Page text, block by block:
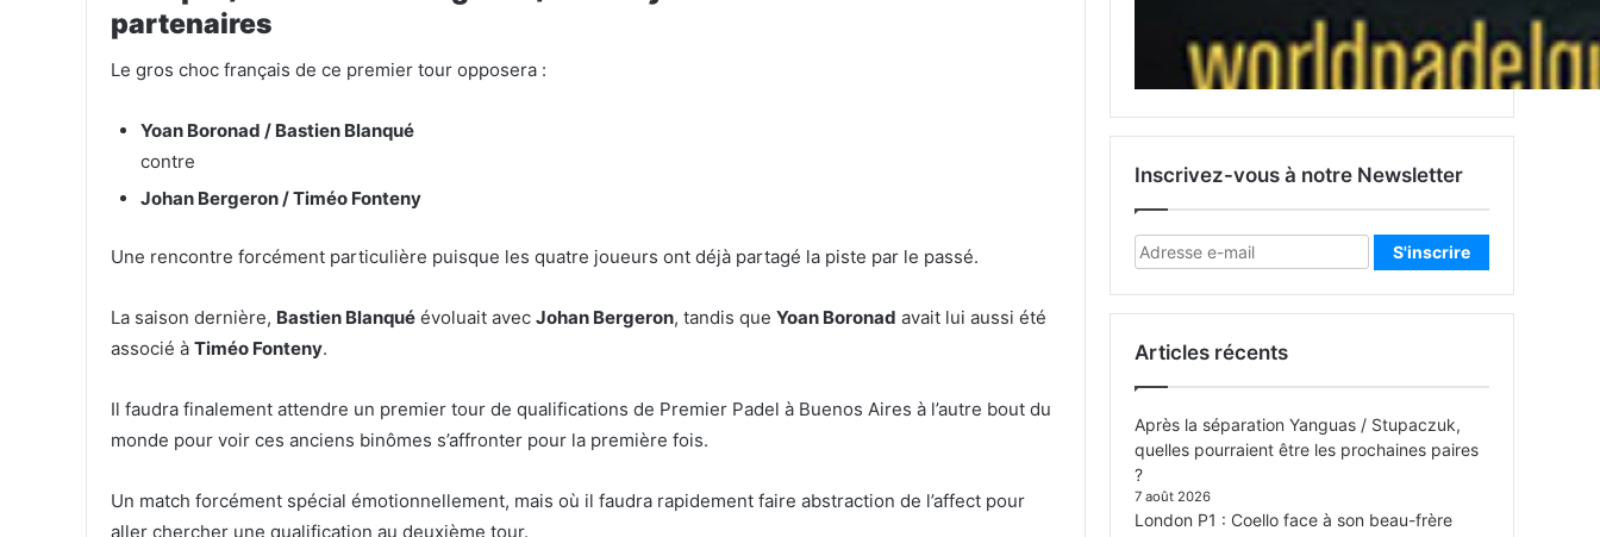
partenaires
Le gros choc français de ce premier tour opposera :
Yoan Boronad / Bastien Blanqué
contre
Johan Bergeron / Timéo Fonteny
Une rencontre forcément particulière puisque les quatre joueurs ont déjà partagé la piste par le passé.
La saison dernière, Bastien Blanqué évoluait avec Johan Bergeron, tandis que Yoan Boronad avait lui aussi été
associé à Timéo Fonteny.
Il faudra finalement attendre un premier tour de qualifications de Premier Padel à Buenos Aires à l’autre bout du
monde pour voir ces anciens binômes s’affronter pour la première fois.
Un match forcément spécial émotionnellement, mais où il faudra rapidement faire abstraction de l’affect pour
aller chercher une qualification au deuxième tour.
Inscrivez-vous à notre Newsletter
Articles récents
Après la séparation Yanguas / Stupaczuk,
quelles pourraient être les prochaines paires
?
7 août 2026
London P1 : Coello face à son beau-frère